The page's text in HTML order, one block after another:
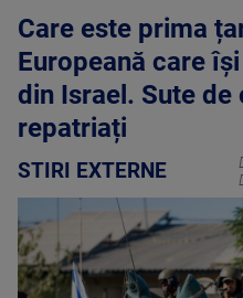
Care este prima
Europeană care
din Israel. Sute de
repatriați
STIRI EXTERNE